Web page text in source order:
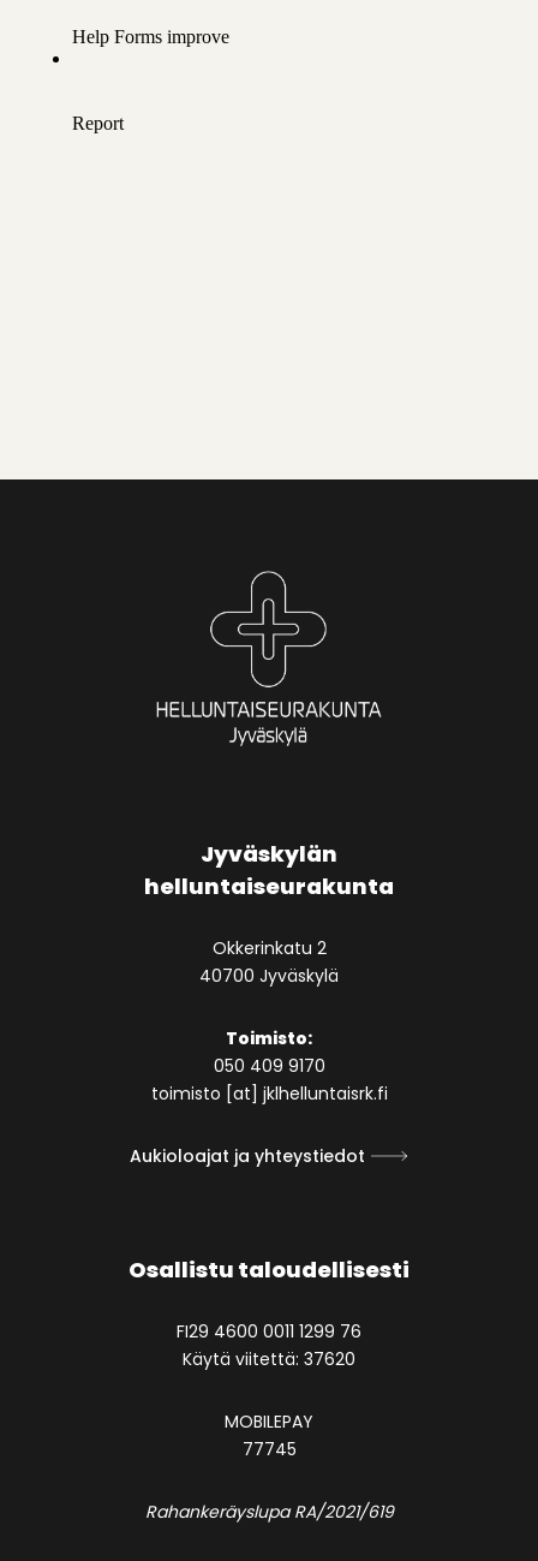
Jyväskylän
helluntaiseurakunta
Okkerinkatu 2
40700 Jyväskylä
Toimisto:
050 409 9170
toimisto [at] jklhelluntaisrk.fi
Aukioloajat ja yhteystiedot
Osallistu taloudellisesti
FI29 4600 0011 1299 76
Käytä viitettä: 37620
MOBILEPAY
77745
Rahankeräyslupa RA/2021/619